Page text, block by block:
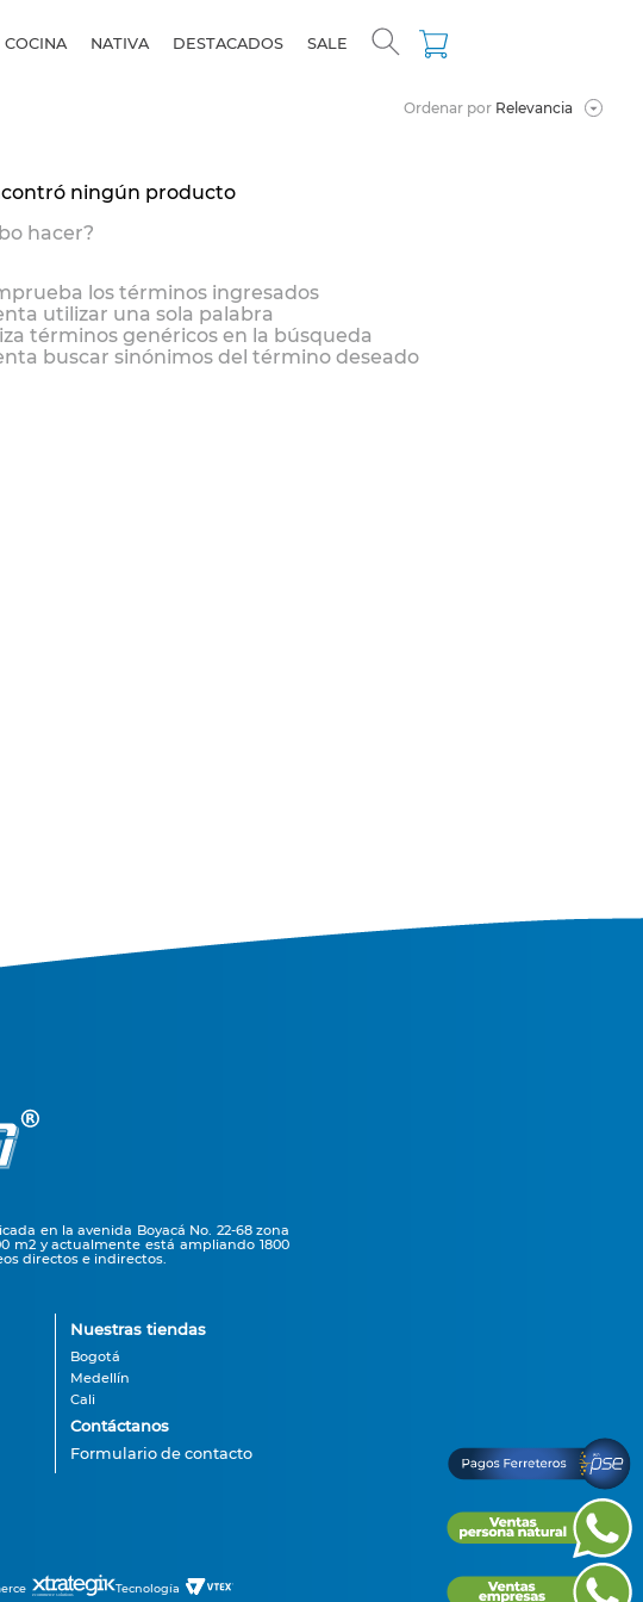
COCINA NATIVA DESTACADOS SALE
Ordenar por Relevancia
ningún producto
hacer?
los términos ingresados
utilizar una sola palabra
términos genéricos en la búsqueda
buscar sinónimos del término deseado
en la avenida Boyacá No. 22-68 zona
m2 y actualmente está ampliando 1800
directos e indirectos.
Nuestras tiendas
Bogotá
Medellín
Cali
Contáctanos
Formulario de contacto
Tecnología